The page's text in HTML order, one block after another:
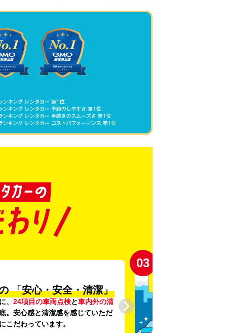
「安心・安全・清潔」
、 24項目の車両点検と車内外の清
。安心感と清潔感を感じていただ
こだわっています。
03